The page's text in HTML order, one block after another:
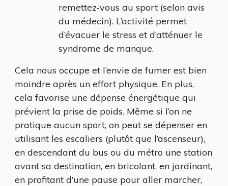
remettez-vous au sport (selon avis
du médecin). L’activité permet
d’évacuer le stress et d’atténuer le
syndrome de manque.
Cela nous occupe et l’envie de fumer est bien
moindre après un effort physique. En plus,
cela favorise une dépense énergétique qui
prévient la prise de poids. Même si l’on ne
pratique aucun sport, on peut se dépenser en
utilisant les escaliers (plutôt que l’ascenseur),
en descendant du bus ou du métro une station
avant sa destination, en bricolant, en jardinant,
en profitant d’une pause pour aller marcher,